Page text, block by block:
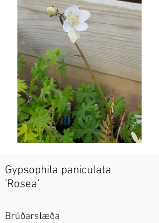
Gypsophila paniculata
'Rosea'
Brúðarslæða